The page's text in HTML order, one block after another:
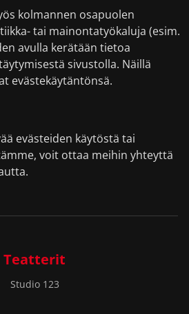
kolmannen osapuolen
tai mainontatyökaluja (esim.
avulla kerätään tietoa
sivustolla. Näillä
evästekäytäntönsä.
evästeiden käytöstä tai
voit ottaa meihin yhteyttä
Teatterit
Studio 123